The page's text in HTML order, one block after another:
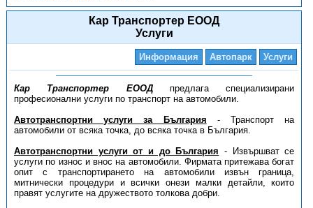
Кар Транспортер ЕООД
Услуги
Информация Автопарк Услуги
Кар Транспортер ЕООД
предлага специализирани
професионални услуги по транспорт на автомобили.
Автотранспортни услуги за България - Транспорт на
автомобили от всяка точка, до всяка точка в България.
Автотранспортни услуги от и до България - Извършват се
услуги по износ и внос на автомобили. Фирмата притежава богат
опит с транспортирането на автомобили извън граница,
митнически процедури и всички онези малки детайли, които
правят услугите на дружеството толкова добри.